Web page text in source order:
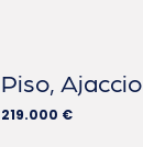
Piso, Ajaccio
219.000 €